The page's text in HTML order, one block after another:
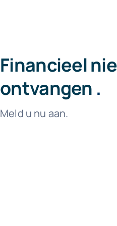
Financieel
ontvangen .
Meld u nu aan.